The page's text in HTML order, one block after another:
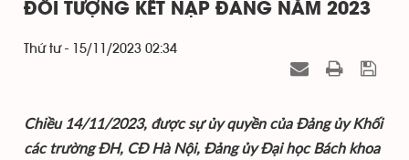
ĐỐI TƯỢNG KẾT NẠP ĐẢNG NĂM 2023
Thứ tư - 15/11/2023 02:34
Chiều 14/11/2023, được sự ủy quyền của Đảng ủy Khối
các trường ĐH, CĐ Hà Nội, Đảng ủy Đại học Bách khoa